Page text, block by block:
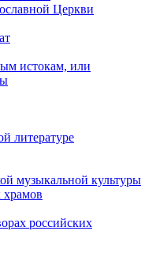
Церкви
истокам, или
литературе
музыкальной культуры
храмов
российских